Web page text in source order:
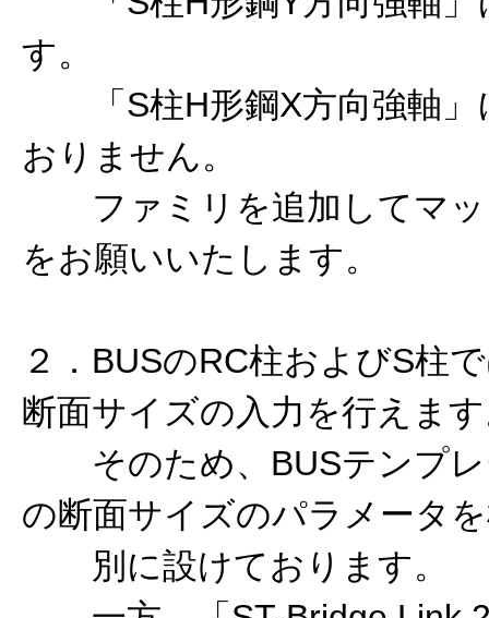
す。
「S柱H形鋼X方向強軸」
おりません。
ファミリを追加してマッ
をお願いいたします。
２．BUSのRC柱およびS柱
断面サイズの入力を行えま
そのため、BUSテンプレ
の断面サイズのパラメータ
別に設けております。